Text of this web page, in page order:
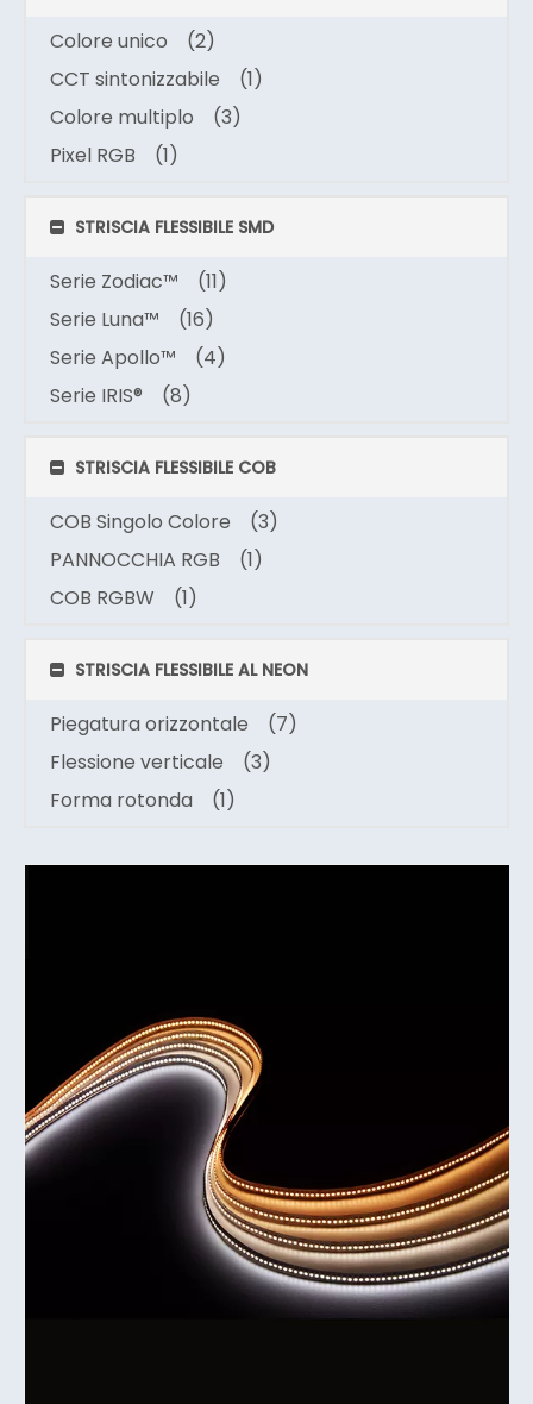
Colore unico
(2)
CCT sintonizzabile
(1)
Colore multiplo
(3)
Pixel RGB
(1)
STRISCIA FLESSIBILE SMD
Serie Zodiac™
(11)
Serie Luna™
(16)
Serie Apollo™
(4)
Serie IRIS®
(8)
STRISCIA FLESSIBILE COB
COB Singolo Colore
(3)
PANNOCCHIA RGB
(1)
COB RGBW
(1)
STRISCIA FLESSIBILE AL NEON
Piegatura orizzontale
(7)
Flessione verticale
(3)
Forma rotonda
(1)